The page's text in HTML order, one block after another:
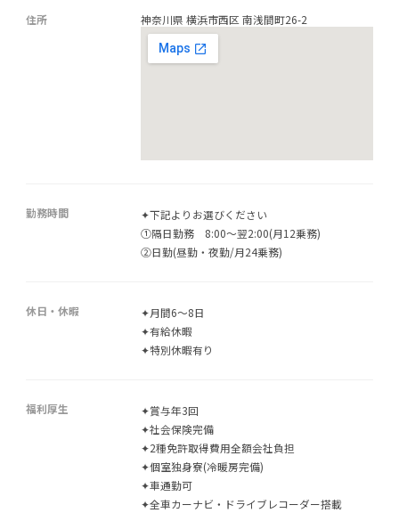
住所 神奈川県 横浜市西区 南浅間町26-2
勤務時間
✦下記よりお選びください
①隔日勤務 8:00～翌2:00(月12乗務)
②日勤(昼勤・夜勤/月24乗務)
休日・休暇
✦月間6～8日
✦有給休暇
✦特別休暇有り
福利厚生
✦賞与年3回
✦社会保険完備
✦2種免許取得費用全額会社負担
✦個室独身寮(冷暖房完備)
✦車通勤可
✦全車カーナビ・ドライブレコーダー搭載